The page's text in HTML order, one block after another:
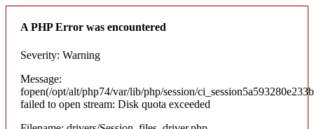
A PHP Error was encountered
Severity: Warning
Message:
fopen(/opt/alt/php74/var/lib/php/session/
failed to open stream: Disk quota exceeded